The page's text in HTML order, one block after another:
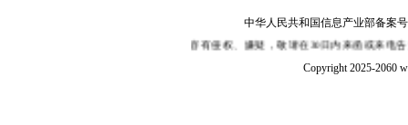
中华人民共和国信息产业部备案
您认为本站某部分内容有侵权、嫌疑，敬请在30日内来函或来电告知，我们
Copyright 2025-2060